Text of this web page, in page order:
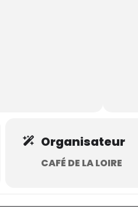
Organisateur
CAFÉ DE LA LOIRE